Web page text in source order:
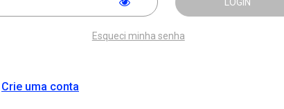
Esqueci minha senha
Crie uma conta